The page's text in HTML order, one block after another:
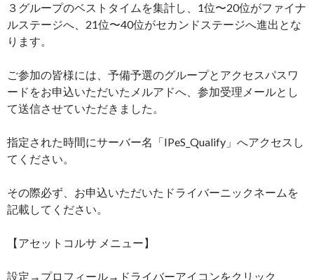
３グループのベストタイムを集計し、1位〜20位がファイナ
ルステージへ、21位〜40位がセカンドステージへ進出とな
ります。
ご参加の皆様には、予備予選のグループとアクセスパスワ
ードをお申込いただいたメルアドへ、参加受理メールとし
て送信させていただきました。
指定された時間にサーバー名「IPeS_Qualify」へアクセスし
てください。
その際必ず、お申込いただいたドライバーニックネームを
記載してください。
【アセットコルサ メニュー】
設定→プロフィール→ドライバーアイコンをクリック